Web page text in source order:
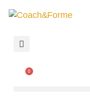
0